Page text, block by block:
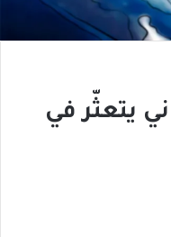
يتعثّر في